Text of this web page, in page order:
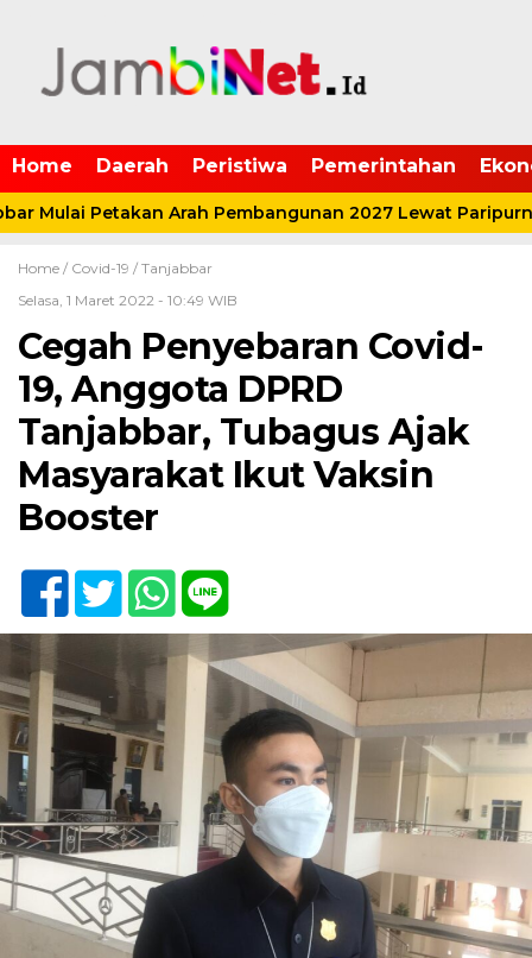
Home Daerah Peristiwa Pemerintahan
Mulai Petakan Arah Pembangunan 2027 Lewat Paripurna
Home / Covid-19 / Tanjabbar
Selasa, 1 Maret 2022 - 10:49 WIB
Cegah Penyebaran Covid-
19, Anggota DPRD
Tanjabbar, Tubagus Ajak
Masyarakat Ikut Vaksin
Booster